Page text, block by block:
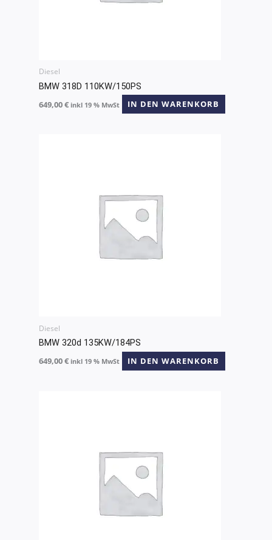
Diesel
BMW 318D 110KW/150PS
649,00€ inkl 19 % MwSt IN DEN WARENKORB
Diesel
BMW 320d 135KW/184PS
649,00€ inkl 19 % MwSt IN DEN WARENKORB